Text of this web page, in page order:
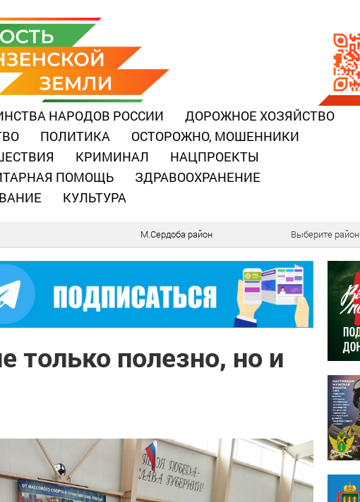
НАРОДОВ РОССИИ
ДОРОЖНОЕ ХОЗЯЙСТВО
ПОЛИТИКА
ОСТОРОЖНО, МОШЕННИКИ
КРИМИНАЛ
НАЦПРОЕКТЫ
ПОМОЩЬ
ЗДРАВООХРАНЕНИЕ
КУЛЬТУРА
М.Сердоба район Выберите район
только полезно, но и